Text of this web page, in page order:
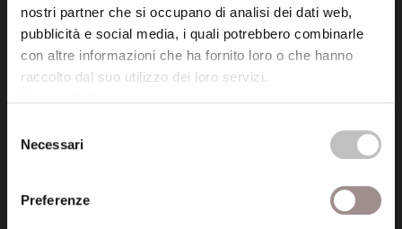
nostri partner che si occupano di analisi dei dati web,
pubblicità e social media, i quali potrebbero combinarle
con altre informazioni che ha fornito loro o che hanno
raccolto dal suo utilizzo dei loro servizi.
delNecessari
Preferenze
tel. 059.421211
info@fondazionesancarlo.it
fondazionecollegiosancarlo@legalmail.it